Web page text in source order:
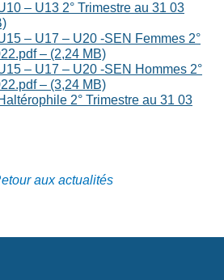
– U13 2° Trimestre au 31 03
– U17 – U20 -SEN Femmes 2°
– (2,24 MB)
– U17 – U20 -SEN Hommes 2°
– (3,24 MB)
2° Trimestre au 31 03
aux actualités